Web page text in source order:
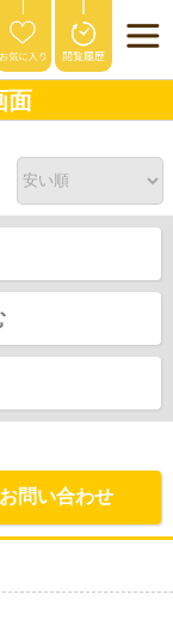
面
お問い合わせ